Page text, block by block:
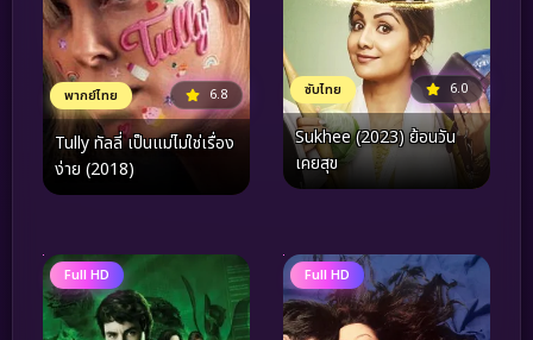
พากย์ไทย 6.8
Tully ทัลลี่ เป็นแม่ไม่ใช่เรื่อง
ง่าย (2018)
ซับไทย 6.0
Sukhee (2023) ย้อนวัน
เคยสุข
Full HD Full HD